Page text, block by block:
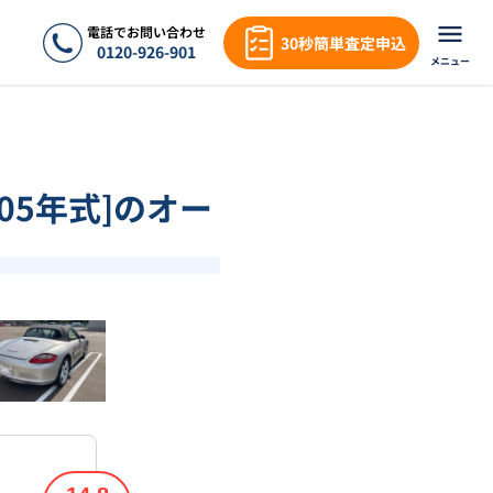
電話でお問い合わせ
0120-926-901 30秒簡単査定申込
メニュー
年式]のオー
1/18